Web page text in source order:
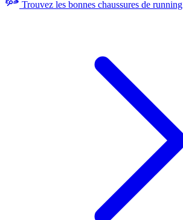
Trouvez les bonnes chaussures de running